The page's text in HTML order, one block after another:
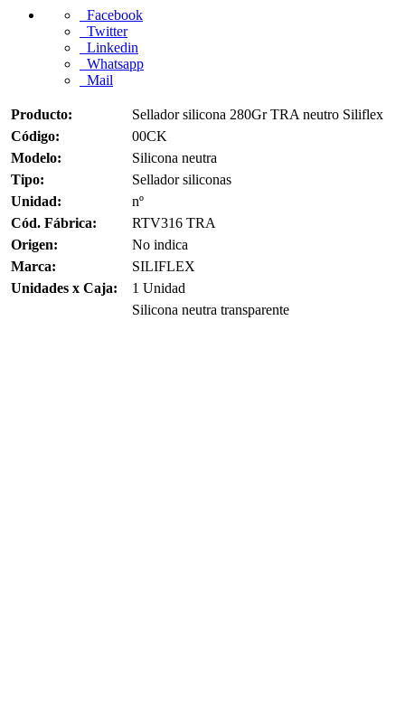
Facebook
Twitter
Linkedin
Whatsapp
Mail
Producto:
Sellador silicona 280Gr TRA neutro Siliflex
Código:
00CK
Modelo:
Silicona neutra
Tipo:
Sellador siliconas
Unidad:
nº
Cód. Fábrica:
RTV316 TRA
Origen:
No indica
Marca:
SILIFLEX
Unidades x Caja:
1 Unidad
Silicona neutra transparente